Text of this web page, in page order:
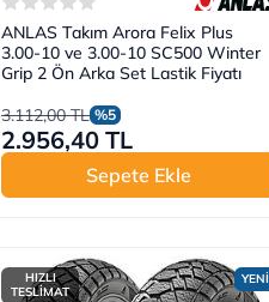
ANLAS Takım Arora Felix Plus
3.00-10 ve 3.00-10 SC500 Winter
Grip 2 Ön Arka Set Lastik Fiyatı
3.112,00 TL %5
2.956,40 TL
Sepete Ekle
YENİ
HIZLI
TESLİMAT